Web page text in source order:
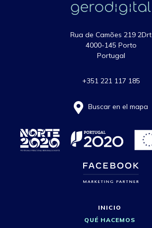
Rua de Camões 219 2Drt
4000-145 Porto
Portugal
+351 221 117 185
Buscar en el mapa
INICIO
QUÉ HACEMOS